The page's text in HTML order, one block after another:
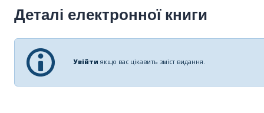
Деталі електронної книги
Увійти якщо вас цікавить зміст видання.